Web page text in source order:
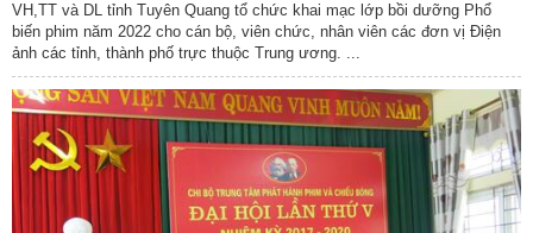
VH,TT và DL tỉnh Tuyên Quang tổ chức khai mạc lớp bồi dưỡng Phổ
biến phim năm 2022 cho cán bộ, viên chức, nhân viên các đơn vị Điện
ảnh các tỉnh, thành phố trực thuộc Trung ương. ...